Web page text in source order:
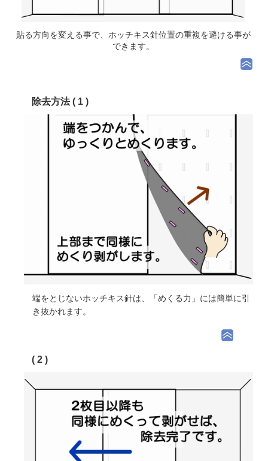
貼る方向を変える事で、 ホッチキス針位置の重複を避ける事が
できます。
除去方法 ( 1 )
端をとじないホッチキス針は、「めくる力」には簡単に引
き抜かれます。
( 2 )